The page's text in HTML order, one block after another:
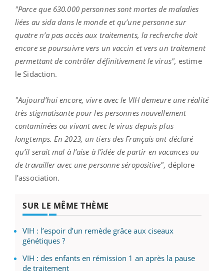
"Parce que 630.000 personnes sont mortes de maladies
liées au sida dans le monde et qu’une personne sur
quatre n’a pas accès aux traitements, la recherche doit
encore se poursuivre vers un vaccin et vers un traitement
permettant de contrôler définitivement le virus", estime
le Sidaction.
"Aujourd’hui encore, vivre avec le VIH demeure une réalité
très stigmatisante pour les personnes nouvellement
contaminées ou vivant avec le virus depuis plus
longtemps. En 2023, un tiers des Français ont déclaré
qu’il serait mal à l’aise à l’idée de partir en vacances ou
de travailler avec une personne séropositive", déplore
l’association.
SUR LE MÊME THÈME
VIH : l’espoir d’un remède grâce aux ciseaux
génétiques ?
VIH : des enfants en rémission 1 an après la pause
de traitement